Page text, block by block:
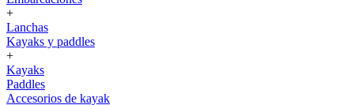
+
Lanchas
Kayaks y paddles
+
Kayaks
Paddles
Accesorios de kayak